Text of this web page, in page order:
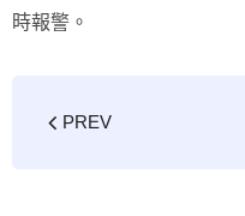
時報警。
PREV